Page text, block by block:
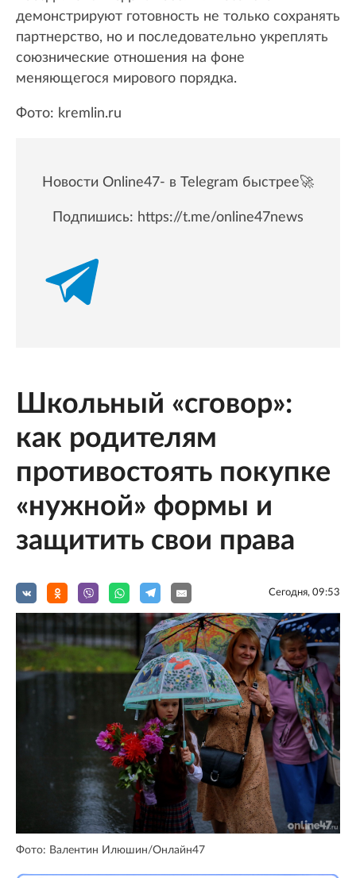
демонстрируют готовность не только сохранять
партнерство, но и последовательно укреплять
союзнические отношения на фоне
меняющегося мирового порядка.
Фото: kremlin.ru
Новости Online47- в Telegram быстрее🚀
Подпишись: https://t.me/online47news
Школьный «сговор»:
как родителям
противостоять покупке
«нужной» формы и
защитить свои права
Сегодня, 09:53
Фото: Валентин Илюшин/Онлайн47